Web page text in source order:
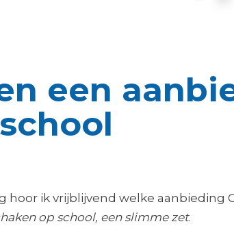
een
ik vrijblijvend welke aanbieding
op school, een slimme zet.